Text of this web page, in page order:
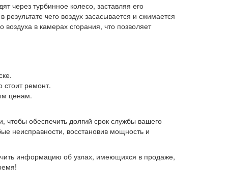
через турбинное колесо, заставляя его
чего воздух засасывается и сжимается
в камерах сгорания, что позволяет
стоит ремонт.
ценам.
обеспечить долгий срок службы вашего
неисправности, восстановив мощность и
информацию об узлах, имеющихся в продаже,